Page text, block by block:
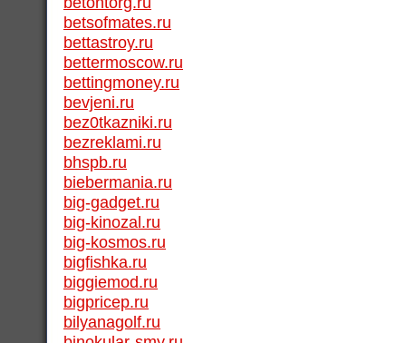
betsofmates.ru
bettastroy.ru
bettermoscow.ru
bettingmoney.ru
bevjeni.ru
bez0tkazniki.ru
bezreklami.ru
bhspb.ru
biebermania.ru
big-gadget.ru
big-kinozal.ru
big-kosmos.ru
bigfishka.ru
biggiemod.ru
bigpricep.ru
bilyanagolf.ru